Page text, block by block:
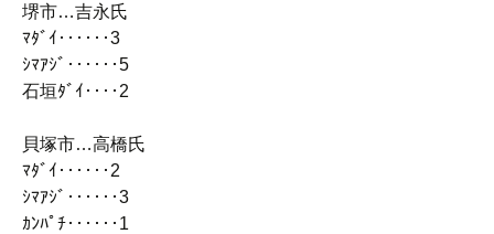
堺市…吉永氏
ﾏﾀﾞｲ‥‥‥3
ｼﾏｱｼﾞ‥‥‥5
石垣ﾀﾞｲ‥‥2
貝塚市…高橋氏
ﾏﾀﾞｲ‥‥‥2
ｼﾏｱｼﾞ‥‥‥3
ｶﾝﾊﾟﾁ‥‥‥1